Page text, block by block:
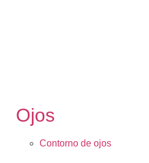
Ojos
Contorno de ojos